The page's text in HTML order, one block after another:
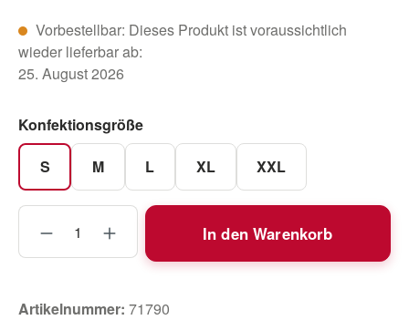
Vorbestellbar: Dieses Produkt ist voraussichtlich
wieder lieferbar ab:
25. August 2026
Konfektionsgrößeauswählen
S M L XL XXL
Produkt Anzahl: Gib den gewünschten
In den Warenkorb
Artikelnummer: 71790